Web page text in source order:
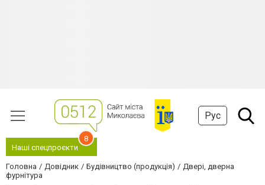
Рус
Наші спецпроєкти
8
Головна Довідник Будівництво (продукція)
Двері, дверна
фурнітура